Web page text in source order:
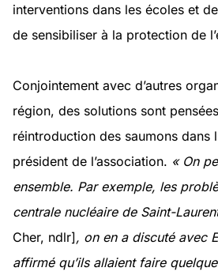
interventions dans les écoles et
de sensibiliser à la protection de
Conjointement avec d’autres
région, des solutions sont
réintroduction des saumons dans
président de l’association. « On
ensemble. Par exemple, les
centrale nucléaire de Saint-
Cher, ndlr], on en a discuté avec
affirmé qu’ils allaient faire